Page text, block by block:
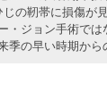
の靭帯に損傷が
・ジョン手術で
季の早い時期から